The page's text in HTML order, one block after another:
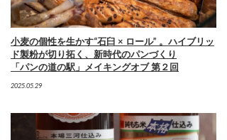
小麦の個性を生かす“石臼 × ロール” 。ハイブリッ
ド製粉が切り拓く、新時代のパンづくり
「パンの道の駅」メイキングオブ 第２回
2025.05.29